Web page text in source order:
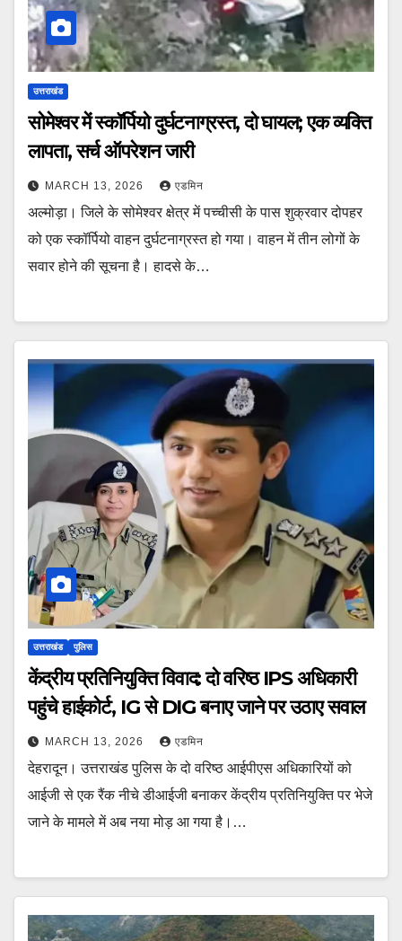
उत्तराखंड
सोमेश्वर में स्कॉर्पियो दुर्घटनाग्रस्त, दो घायल; एक व्यक्ति
लापता, सर्च ऑपरेशन जारी
MARCH 13, 2026 एडमिन
अल्मोड़ा। जिले के सोमेश्वर क्षेत्र में पच्चीसी के पास शुक्रवार दोपहर
को एक स्कॉर्पियो वाहन दुर्घटनाग्रस्त हो गया। वाहन में तीन लोगों के
सवार होने की सूचना है। हादसे के…
उत्तराखंड पुलिस
केंद्रीय प्रतिनियुक्ति विवाद: दो वरिष्ठ IPS अधिकारी
पहुंचे हाईकोर्ट, IG से DIG बनाए जाने पर उठाए सवाल
MARCH 13, 2026 एडमिन
देहरादून। उत्तराखंड पुलिस के दो वरिष्ठ आईपीएस अधिकारियों को
आईजी से एक रैंक नीचे डीआईजी बनाकर केंद्रीय प्रतिनियुक्ति पर भेजे
जाने के मामले में अब नया मोड़ आ गया है।…